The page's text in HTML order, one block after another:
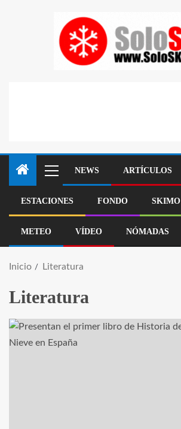
NEWS ARTÍCULOS
ESTACIONES FONDO SKIMO
METEO VÍDEO NÓMADAS
Inicio Literatura
Literatura